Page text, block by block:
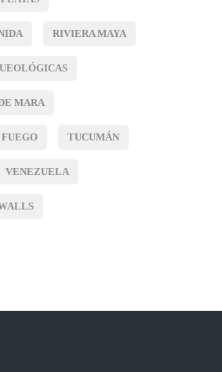
RIVIERA MAYA
MARA
TUCUMÁN
VENEZUELA